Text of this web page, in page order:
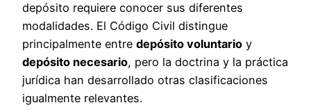
depósito requiere conocer sus diferentes
modalidades. El Código Civil distingue
principalmente entre depósito voluntario y
depósito necesario, pero la doctrina y la práctica
jurídica han desarrollado otras clasificaciones
igualmente relevantes.